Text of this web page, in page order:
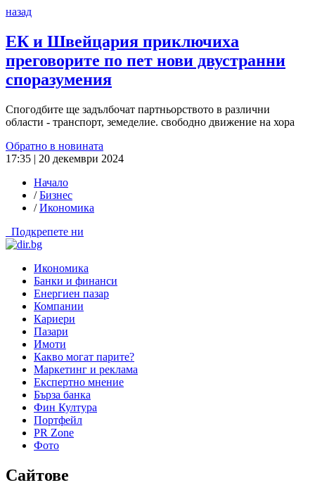
назад
ЕК и Швейцария приключиха
преговорите по пет нови двустранни
споразумения
Спогодбите ще задълбочат партньорството в различни
области - транспорт, земеделие. свободно движение на хора
Обратно в новината
17:35 | 20 декември 2024
Начало
/Бизнес
/Икономика
Подкрепете ни
Икономика
Банки и финанси
Енергиен пазар
Компании
Кариери
Пазари
Имоти
Какво могат парите?
Маркетинг и реклама
Експертно мнение
Бърза банка
Фин Култура
Портфейл
PR Zone
Фото
Сайтове